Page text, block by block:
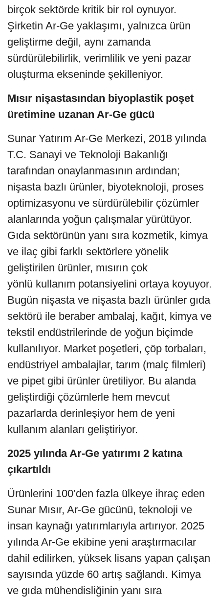
birçok sektörde kritik bir rol oynuyor.
Şirketin Ar-Ge yaklaşımı, yalnızca ürün
geliştirme değil, aynı zamanda
sürdürülebilirlik, verimlilik ve yeni pazar
oluşturma ekseninde şekilleniyor.
Mısır nişastasından biyoplastik poşet
üretimine uzanan Ar-Ge gücü
Sunar Yatırım Ar-Ge Merkezi, 2018 yılında
T.C. Sanayi ve Teknoloji Bakanlığı
tarafından onaylanmasının ardından;
nişasta bazlı ürünler, biyoteknoloji, proses
optimizasyonu ve sürdürülebilir çözümler
alanlarında yoğun çalışmalar yürütüyor.
Gıda sektörünün yanı sıra kozmetik, kimya
ve ilaç gibi farklı sektörlere yönelik
geliştirilen ürünler, mısırın çok
yönlü kullanım potansiyelini ortaya koyuyor.
Bugün nişasta ve nişasta bazlı ürünler gıda
sektörü ile beraber ambalaj, kağıt, kimya ve
tekstil endüstrilerinde de yoğun biçimde
kullanılıyor. Market poşetleri, çöp torbaları,
endüstriyel ambalajlar, tarım (malç filmleri)
ve pipet gibi ürünler üretiliyor. Bu alanda
geliştirdiği çözümlerle hem mevcut
pazarlarda derinleşiyor hem de yeni
kullanım alanları geliştiriyor.
2025 yılında Ar-Ge yatırımı 2 katına
çıkartıldı
Ürünlerini 100’den fazla ülkeye ihraç eden
Sunar Mısır, Ar-Ge gücünü, teknoloji ve
insan kaynağı yatırımlarıyla artırıyor. 2025
yılında Ar-Ge ekibine yeni araştırmacılar
dahil edilirken, yüksek lisans yapan çalışan
sayısında yüzde 60 artış sağlandı. Kimya
ve gıda mühendisliğinin yanı sıra